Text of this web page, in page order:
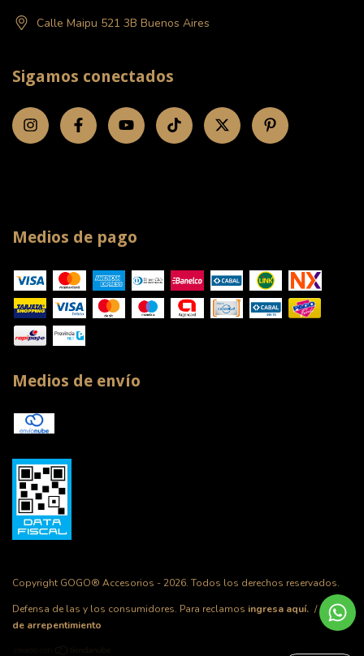
Calle Maipu 521 3B Buenos Aires
Sigamos conectados
Medios de pago
Medios de envío
Copyright GOGO® Accesorios - 2026. Todos los derechos reservados.
Defensa de las y los consumidores. Para reclamos ingresa aquí. /
Botón
de arrepentimiento